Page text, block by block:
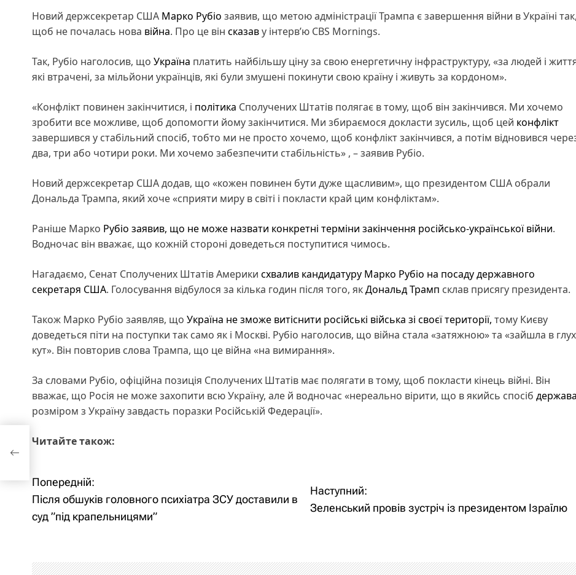
Новий держсекретар США Марко Рубіо заявив, що метою адміністрації Трампа є завершення війни в Україні так,
щоб не почалась нова війна. Про це він сказаву інтерв’ю СBS Mornings.
Так, Рубіо наголосив, що Україна платить найбільшу ціну за свою енергетичну інфраструктуру, «за людей і
які втрачені, за мільйони українців, які були змушені покинути свою країну і живуть за кордоном».
«Конфлікт повинен закінчитися, і політика Сполучених Штатів полягає в тому, щоб він закінчився. Ми хочемо
зробити все можливе, щоб допомогти йому закінчитися. Ми збираємося докласти зусиль, щоб цей конфлікт
завершився у стабільний спосіб, тобто ми не просто хочемо, щоб конфлікт закінчився, а потім відновився
два, три або чотири роки. Ми хочемо забезпечити стабільність» , – заявив Рубіо.
Новий держсекретар США додав, що «кожен повинен бути дуже щасливим», що президентом США обрали
Дональда Трампа, який хоче «сприяти миру в світі і покласти край цим конфліктам».
Раніше Марко Рубіо заявив, що не може назвати конкретні терміни закінчення російсько-української війни.
Водночас він вважає, що кожній стороні доведеться поступитися чимось.
Нагадаємо, Сенат Сполучених Штатів Америки схвалив кандидатуру Марко Рубіо на посаду державного
секретаря США. Голосування відбулося за кілька годин після того, якДональд Трамп склав присягу президента.
Також Марко Рубіо заявляв, що Україна не зможе витіснити російські війська зі своєї території, тому Києву
доведеться піти на поступки так само як і Москві. Рубіо наголосив, що війна стала «затяжною» та «зайшла в
кут». Він повторив слова Трампа, що це війна «на вимирання».
За словами Рубіо, офіційна позиція Сполучених Штатів має полягати в тому, щоб покласти кінець війні. Він
вважає, що Росія не може захопити всю Україну, але й водночас «нереально вірити, що в якийсь спосіб держава
розміром з Україну завдасть поразки Російській Федерації».
Читайте також:
Н
а
і
Попередній:
Після обшуків головного психіатра ЗСУ доставили в
суд ”під крапельницями”
Наступний:
Зеленський провів зустріч із президентом Ізраїлю